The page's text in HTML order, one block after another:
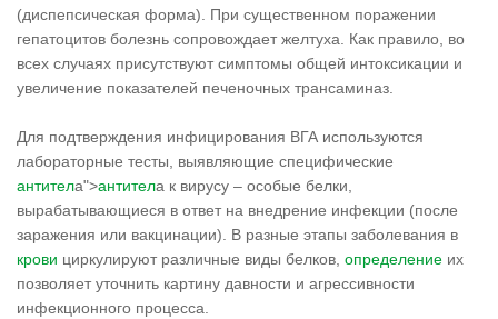
(диспепсическая форма). При существенном поражении
гепатоцитов болезнь сопровождает желтуха. Как правило, во
всех случаях присутствуют симптомы общей интоксикации и
увеличение показателей печеночных трансаминаз.
Для подтверждения инфицирования ВГА используются
лабораторные тесты, выявляющие специфические
антитела">антитела к вирусу – особые белки,
вырабатывающиеся в ответ на внедрение инфекции (после
заражения или вакцинации). В разные этапы заболевания в
крови циркулируют различные виды белков, определение их
позволяет уточнить картину давности и агрессивности
инфекционного процесса.